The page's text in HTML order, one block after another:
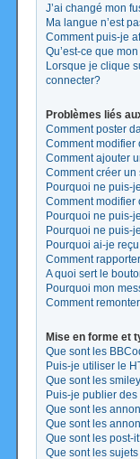
J’ai changé mon
Ma langue n’est
Comment puis-je
Qu’est-ce que
Lorsque je clique
connecter?
Problèmes liés
Comment poster
Comment modifier
Comment ajouter
Comment créer un
Pourquoi ne puis-
Comment modifier
Pourquoi ne puis-
Pourquoi ne puis-
Pourquoi ai-je
Comment
A quoi sert le
Pourquoi mon
Comment
Mise en forme et
Que sont les
Puis-je utiliser le
Que sont les
Puis-je publier des
Que sont les
Que sont les
Que sont les post-
Que sont les